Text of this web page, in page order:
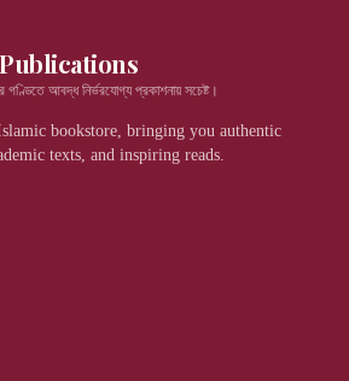
আবদ্ধ নির্ভরযোগ্য প্রকাশনায় সচেষ্ট।
bookstore, bringing you authentic
texts, and inspiring reads.